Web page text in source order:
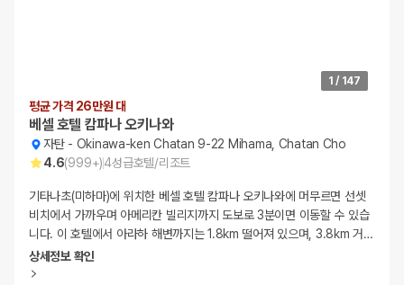
1 / 147
평균 가격 26만원 대
베셀 호텔 캄파나 오키나와
자탄- Okinawa-ken Chatan 9-22 Mihama, Chatan Cho
4.6(999+)4성급호텔/리조트
기타나초(미하마)에 위치한 베셀 호텔 캄파나 오키나와에 머무르면 선셋
비치에서 가까우며 아메리칸 빌리지까지 도보로 3분이면 이동할 수 있습
니다. 이 호텔에서 아라하 해변까지는 1.8km 떨어져 있으며, 3.8km 거…
상세정보 확인